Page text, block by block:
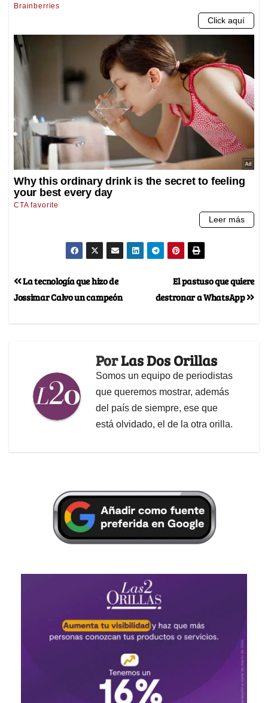
El pastuso que quiere
destronar a WhatsApp
La tecnología que hizo de
Jossimar Calvo un campeón
PorLas Dos Orillas
Somos un equipo de periodistas
que queremos mostrar, además
del país de siempre, ese que
está olvidado, el de la otra orilla.